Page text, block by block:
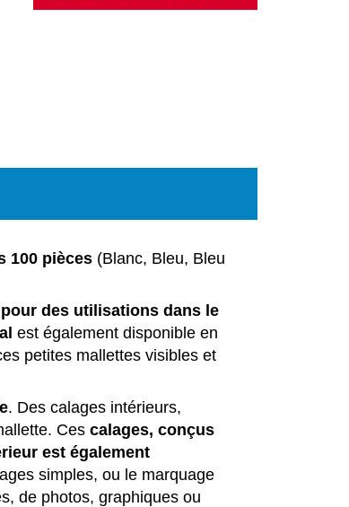
100 pièces (Blanc, Bleu, Bleu
des utilisations dans le
est également disponible en
petites mallettes visibles et
. Des calages intérieurs,
Ces calages, conçus
est également
simples, ou le marquage
de photos, graphiques ou